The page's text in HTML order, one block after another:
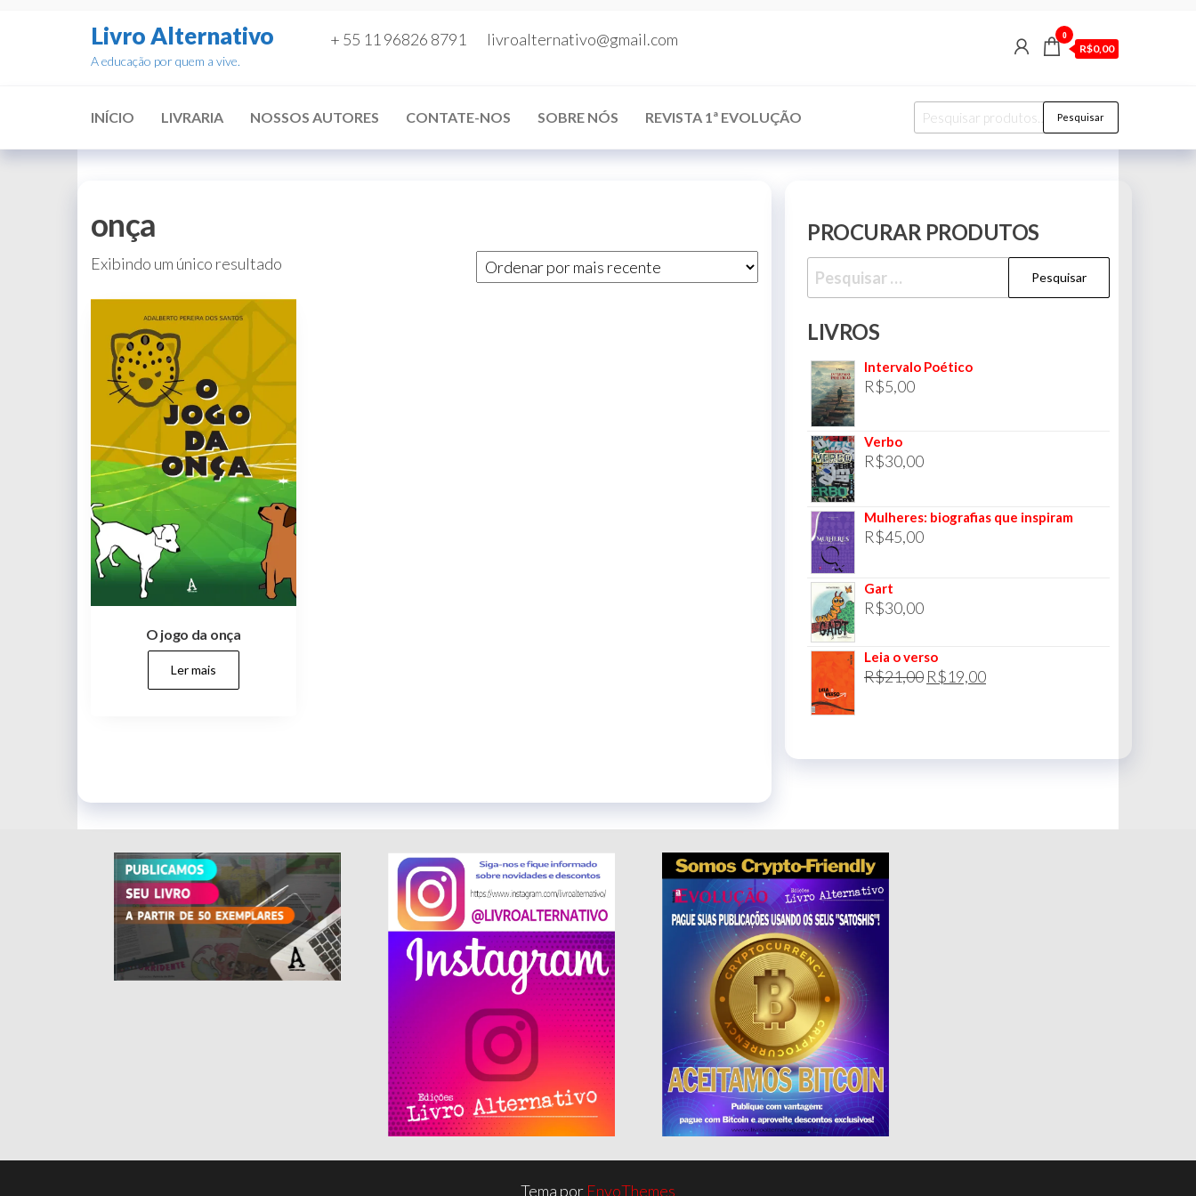
Livro Alternativo
A educação por quem a vive.
+ 55 11 96826 8791 livroalternativo@gmail.com 0
R$0,00
INÍCIO LIVRARIA NOSSOS AUTORES CONTATE-NOS SOBRE NÓS REVISTA 1ª EVOLUÇÃO
Pesquisar
por:
Pesquisar
onça
Exibindo um único resultado
O jogo da onça
Ler mais
PROCURAR PRODUTOS
Pesquisar
por:
LIVROS
Intervalo Poético
R$5,00
Verbo
R$30,00
Mulheres: biografias que inspiram
R$45,00
Gart
R$30,00
Leia o verso
R$21,00 O
R$19,00O
Tema por EnvoThemes